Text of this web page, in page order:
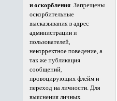
и оскорбления. Запрещены
оскорбительные
высказывания в адрес
администрации и
пользователей,
некорректное поведение, а
так же публикация
сообщений,
провоцирующих флейм и
переход на личности. Для
выяснения личных